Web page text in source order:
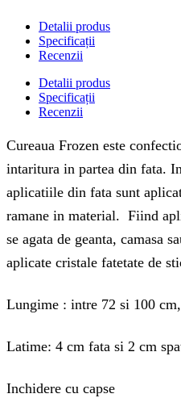
Detalii produs
Specificații
Recenzii
Detalii produs
Specificații
Recenzii
Cureaua Frozen este
intaritura in partea din fata.
aplicatiile din fata sunt
ramane in material. Fiind
se agata de geanta, camasa
aplicate cristale fatetate de
Lungime : intre 72 si 100
Latime: 4 cm fata si 2 cm
Inchidere cu capse